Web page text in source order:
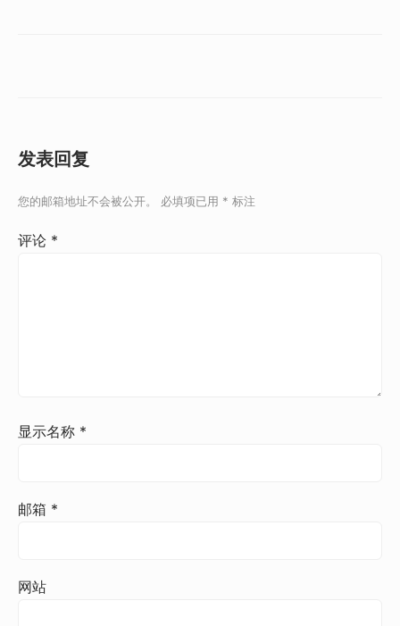
发表回复
您的邮箱地址不会被公开。 必填项已用 * 标注
评论 *
显示名称 *
邮箱 *
网站